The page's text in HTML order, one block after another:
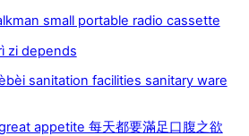
small portable radio cassette
zi depends
sanitation facilities sanitary ware
appetite 每天都要滿足口腹之欲